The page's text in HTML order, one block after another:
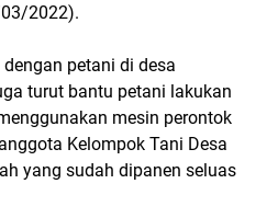
2022).
petani di desa
turut bantu petani lakukan
mesin perontok
Kelompok Tani Desa
yang sudah dipanen seluas